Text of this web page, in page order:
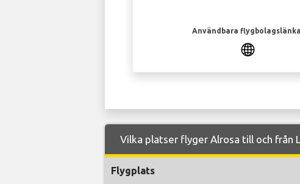
Användbara
Vilka platser flyger Alrosa till och från
Flygplats